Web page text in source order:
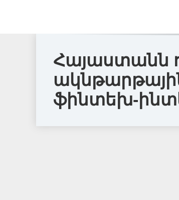
Հայաստանն
ֆինտեխ-